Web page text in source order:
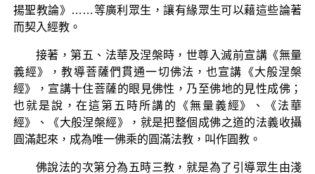
揚聖教論》……等廣利眾生，讓有緣眾生可以藉這些論著
而契入經教。
接著，第五、法華及涅槃時，世尊入滅前宣講《無量
義經》，教導菩薩們貫通一切佛法，也宣講《大般涅槃
經》，宣講十住菩薩的眼見佛性，乃至佛地的見性成佛；
也就是說，在這第五時所講的《無量義經》、《法華
經》、《大般涅槃經》，就是把整個成佛之道的法義收攝
圓滿起來，成為唯一佛乘的圓滿法教，叫作圓教。
佛說法的次第分為五時三教，就是為了引導眾生由淺